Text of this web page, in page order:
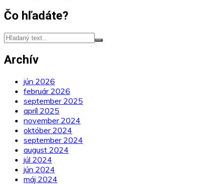
Čo hľadáte?
Archív
jún 2026
február 2026
september 2025
apríl 2025
november 2024
október 2024
september 2024
august 2024
júl 2024
jún 2024
máj 2024